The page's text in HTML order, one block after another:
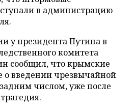
в администрацию
у президента Путина в
комитета
сообщил, что крымские
введении чрезвычайной
числом, уже после